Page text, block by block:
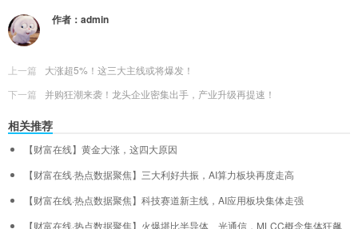
作者： admin
上一篇
大涨超5%！这三大主线或将爆发！
下一篇
并购狂潮来袭！龙头企业密集出手，产业升级再提速！
相关推荐
【财富在线】黄金大涨，这四大原因
【财富在线·热点数据聚焦】三大利好共振，AI算力板块再度走高
【财富在线·热点数据聚焦】科技赛道新主线，AI应用板块集体走强
【财富在线·热点数据聚焦】火爆堪比半导体、光通信，MLCC概念集体狂飙